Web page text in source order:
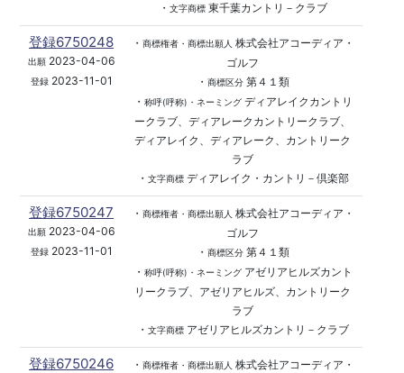
・ 文字商標東千葉カントリ－クラブ
登録6750248
出願2023-04-06
登録2023-11-01
・ 商標権者・商標出願人 株式会社アコーディア・
ゴルフ
・ 商標区分第４１類
・ 称呼(呼称)・ネーミングディアレイクカントリ
ークラブ、ディアレークカントリークラブ、
ディアレイク、ディアレーク、カントリーク
ラブ
・ 文字商標ディアレイク・カントリ－倶楽部
登録6750247
出願2023-04-06
登録2023-11-01
・ 商標権者・商標出願人 株式会社アコーディア・
ゴルフ
・ 商標区分第４１類
・ 称呼(呼称)・ネーミングアゼリアヒルズカント
リークラブ、アゼリアヒルズ、カントリーク
ラブ
・ 文字商標アゼリアヒルズカントリ－クラブ
登録6750246 ・ 商標権者・商標出願人 株式会社アコーディア・